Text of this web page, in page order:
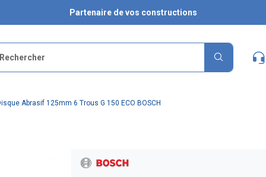
Partenaire de vos constructions
Abrasif 125mm 6 Trous G 150 ECO BOSCH